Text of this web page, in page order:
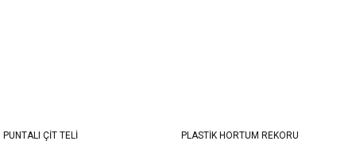
PUNTALI ÇİT TELİ PLASTİK HORTUM REKORU